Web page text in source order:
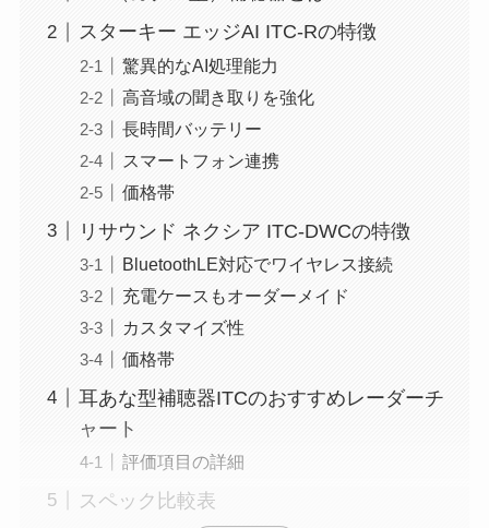
スターキー エッジAI ITC-Rの特徴
驚異的なAI処理能力
高音域の聞き取りを強化
長時間バッテリー
スマートフォン連携
価格帯
リサウンド ネクシア ITC-DWCの特徴
BluetoothLE対応でワイヤレス接続
充電ケースもオーダーメイド
カスタマイズ性
価格帯
耳あな型補聴器ITCのおすすめレーダーチ
ャート
評価項目の詳細
スペック比較表